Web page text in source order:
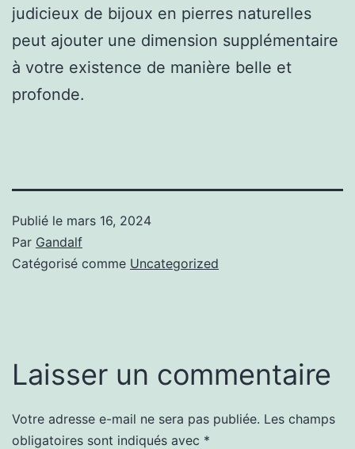
judicieux de bijoux en pierres naturelles
peut ajouter une dimension supplémentaire
à votre existence de manière belle et
profonde.
Publié le mars 16, 2024
Par Gandalf
Catégorisé comme Uncategorized
Laisser un commentaire
Votre adresse e-mail ne sera pas publiée. Les champs
obligatoires sont indiqués avec *